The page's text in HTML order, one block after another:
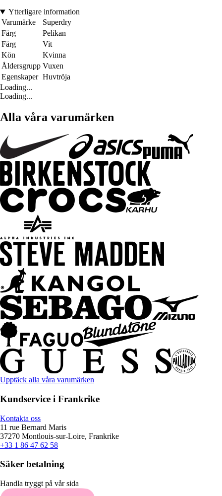
Ytterligare information
Varumärke
Superdry
Färg
Pelikan
Färg
Vit
Kön
Kvinna
Åldersgrupp Vuxen
Egenskaper Huvtröja
Loading...
Loading...
Alla våra varumärken
Upptäck alla våra varumärken
Kundservice i Frankrike
Kontakta oss
11 rue Bernard Maris
37270 Montlouis-sur-Loire, Frankrike
+33 1 86 47 62 58
Säker betalning
Handla tryggt på vår sida